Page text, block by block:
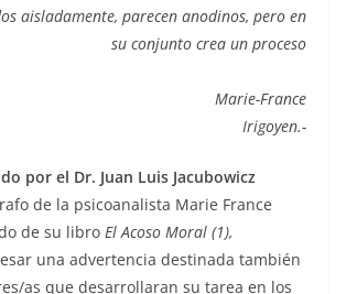
aisladamente, parecen anodinos, pero en
su conjunto crea un proceso
France
Irigoyen.-
por el Dr. Juan Luis Jacubowicz
de la psicoanalista Marie France
de su libro El Acoso Moral (1),
una advertencia destinada también
as que desarrollaran su tarea en los